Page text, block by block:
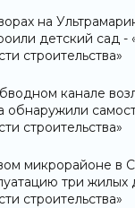
на
детский сад -
строительства»
канале
обнаружили
строительства»
микрорайоне в
три жилых
строительства»